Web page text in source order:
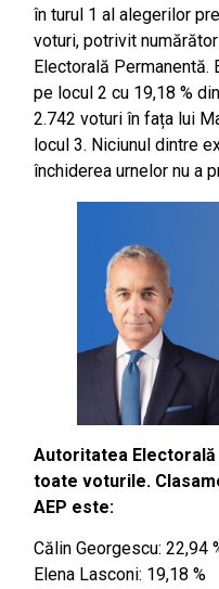
în turul 1 al alegerilor
voturi, potrivit
Electorală Permanentă.
pe locul 2 cu 19,18 %
2.742 voturi în fața lui
locul 3. Niciunul dintre
închiderea urnelor nu a
Autoritatea
toate voturile.
AEP este:
Călin Georgescu: 22,94
Elena Lasconi: 19,18 %